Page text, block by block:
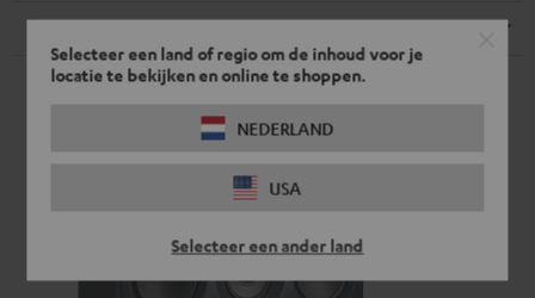
Selecteer een land of regio om de inhoud voor je
locatie te bekijken en online te shoppen.
NEDERLAND
USA
Selecteer een ander land